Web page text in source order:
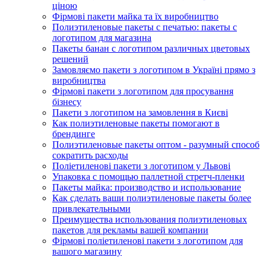
ціною
Фірмові пакети майка та їх виробництво
Полиэтиленовые пакеты с печатью: пакеты с
логотипом для магазина
Пакеты банан с логотипом различных цветовых
решений
Замовляємо пакети з логотипом в Україні прямо з
виробництва
Фірмові пакети з логотипом для просування
бізнесу
Пакети з логотипом на замовлення в Києві
Как полиэтиленовые пакеты помогают в
брендинге
Полиэтиленовые пакеты оптом - разумный способ
сократить расходы
Поліетиленові пакети з логотипом у Львові
Упаковка с помощью паллетной стретч-пленки
Пакеты майка: производство и использование
Как сделать ваши полиэтиленовые пакеты более
привлекательными
Преимущества использования полиэтиленовых
пакетов для рекламы вашей компании
Фірмові поліетиленові пакети з логотипом для
вашого магазину